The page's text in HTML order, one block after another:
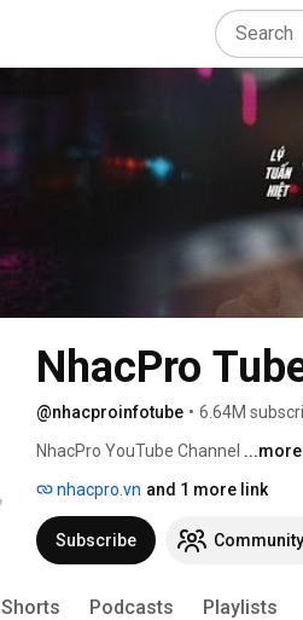
NhacPro
@nhacproinfotube • 6.64M
NhacPro YouTube Channel ...more
nhacpro.vn and 1 more link
Subscribe Community
Shorts Podcasts Playlists